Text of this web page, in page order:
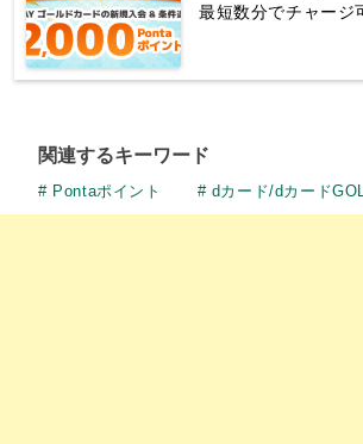
最短数分でチャージ
関連するキーワード
Pontaポイント dカード/dカード